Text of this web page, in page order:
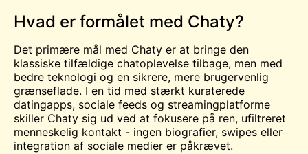
Hvad er formålet med Chaty?
Det primære mål med Chaty er at bringe den
klassiske tilfældige chatoplevelse tilbage, men med
bedre teknologi og en sikrere, mere brugervenlig
grænseflade. I en tid med stærkt kuraterede
datingapps, sociale feeds og streamingplatforme
skiller Chaty sig ud ved at fokusere på ren, ufiltreret
menneskelig kontakt - ingen biografier, swipes eller
integration af sociale medier er påkrævet.